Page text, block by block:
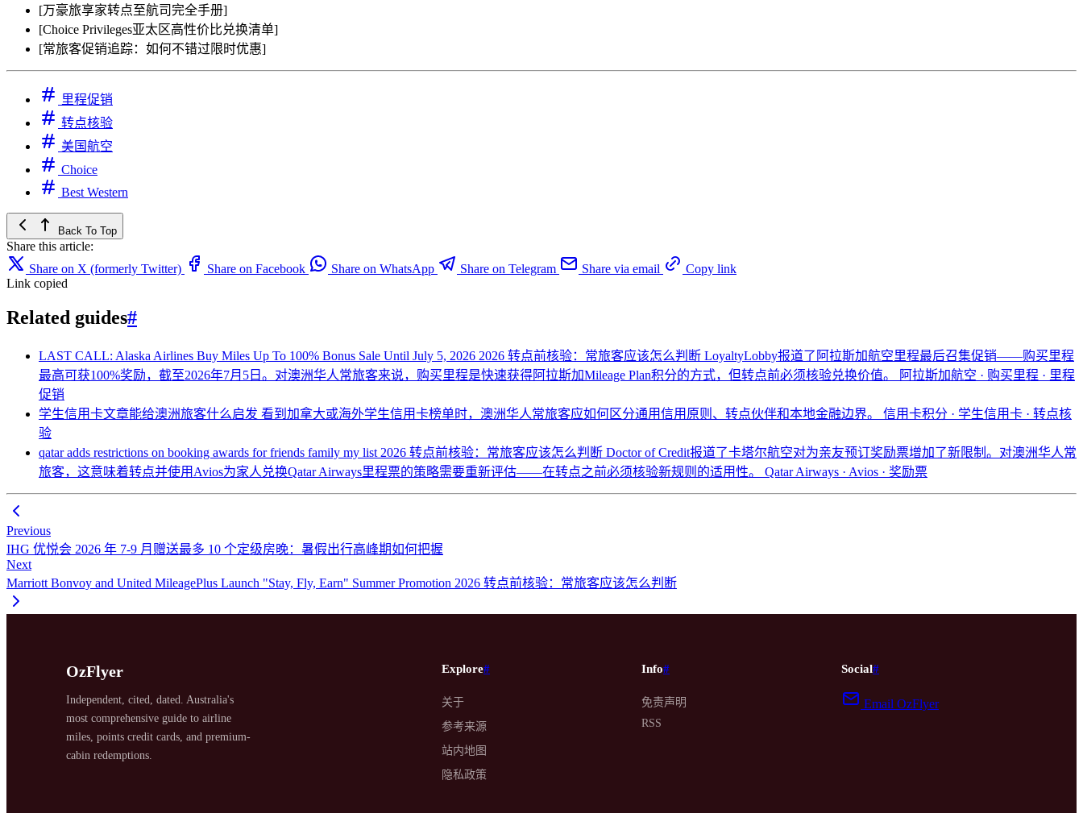
[万豪旅享家转点至航司完全手册]
[Choice Privileges亚太区高性价比兑换清单]
[常旅客促销追踪：如何不错过限时优惠]
里程促销
转点核验
美国航空
Choice
Best Western
Back To Top
Share this article:
Share on X (formerly Twitter)
Share on Facebook Share on WhatsApp Share on Telegram Share via email
Copy link
Link copied
Related guides#
LAST CALL: Alaska Airlines Buy Miles Up To 100% Bonus Sale Until July 5, 2026 2026 转点前核验：常旅客应该怎么判断 LoyaltyLobby报道了阿拉斯加航空里程最后召集促销——购买里程
最高可获100%奖励，截至2026年7月5日。对澳洲华人常旅客来说，购买里程是快速获得阿拉斯加Mileage Plan积分的方式，但转点前必须核验兑换价值。
阿拉斯加航空 · 购买里程 · 里程
促销
学生信用卡文章能给澳洲旅客什么启发 看到加拿大或海外学生信用卡榜单时，澳洲华人常旅客应如何区分通用信用原则、转点伙伴和本地金融边界。 信用卡积分 · 学生信用卡 · 转点核
验
qatar adds restrictions on booking awards for friends family my list 2026 转点前核验：常旅客应该怎么判断 Doctor of Credit报道了卡塔尔航空对为亲友预订奖励票增加了新限制。对澳洲华人常
旅客，这意味着转点并使用Avios为家人兑换Qatar Airways里程票的策略需要重新评估——在转点之前必须核验新规则的适用性。 Qatar Airways · Avios · 奖励票
Previous
IHG 优悦会 2026 年 7-9 月赠送最多 10 个定级房晚：暑假出行高峰期如何把握
Next
Marriott Bonvoy and United MileagePlus Launch "Stay, Fly, Earn" Summer Promotion 2026 转点前核验：常旅客应该怎么判断
OzFlyer
Independent, cited, dated. Australia's
most comprehensive guide to airline
miles, points credit cards, and premium-
cabin redemptions.
Explore#
关于
参考来源
站内地图
隐私政策
Info#
免责声明
RSS
Social#
Email OzFlyer